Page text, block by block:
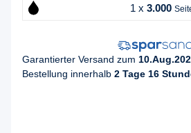
1 x 3.000
Garantierter Versand zum
Bestellung innerhalb 2 Tage 16